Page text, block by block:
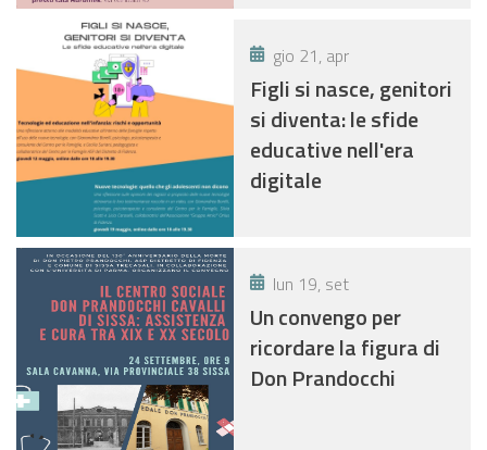
gio 21, apr
Figli si nasce, genitori
si diventa: le sfide
educative nell'era
digitale
lun 19, set
Un convengo per
ricordare la figura di
Don Prandocchi